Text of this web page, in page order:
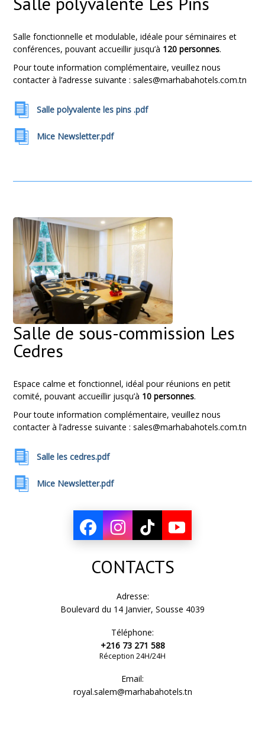
Salle fonctionnelle et modulable, idéale pour séminaires et
conférences, pouvant accueillir jusqu’à 120 personnes.
Pour toute information complémentaire, veuillez nous
contacter à l’adresse suivante : sales@marhabahotels.com.tn
Salle polyvalente les pins .pdf
Mice Newsletter.pdf
Salle de sous-commission Les
Cedres
Espace calme et fonctionnel, idéal pour réunions en petit
comité, pouvant accueillir jusqu’à 10 personnes.
Pour toute information complémentaire, veuillez nous
contacter à l’adresse suivante : sales@marhabahotels.com.tn
Salle les cedres.pdf
Mice Newsletter.pdf
CONTACTS
Adresse:
Boulevard du 14 Janvier, Sousse 4039
Téléphone:
+216 73 271 588
Réception 24H/24H
Email:
royal.salem@marhabahotels.tn